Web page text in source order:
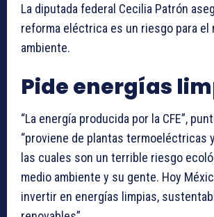
La diputada federal Cecilia Patrón
reforma eléctrica es un riesgo para el
ambiente.
Pide energías
“La energía producida por la CFE”,
“proviene de plantas termoeléctricas
las cuales son un terrible riesgo
medio ambiente y su gente. Hoy
invertir en energías limpias,